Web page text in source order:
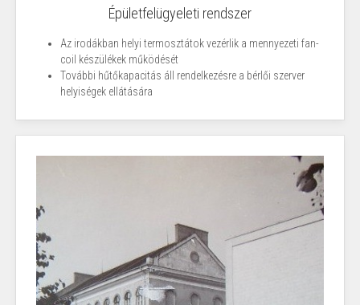
Épületfelügyeleti rendszer
Az irodákban helyi termosztátok vezérlik a mennyezeti fan-
coil készülékek működését
További hűtőkapacitás áll rendelkezésre a bérlői szerver
helyiségek ellátására